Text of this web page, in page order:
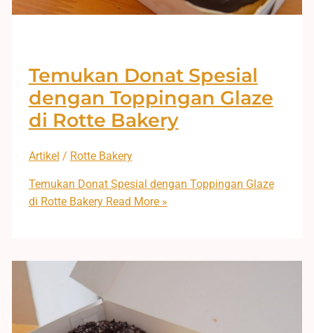
Temukan Donat Spesial
dengan Toppingan Glaze
di Rotte Bakery
Artikel / Rotte Bakery
Temukan Donat Spesial dengan Toppingan Glaze
di Rotte BakeryRead More »